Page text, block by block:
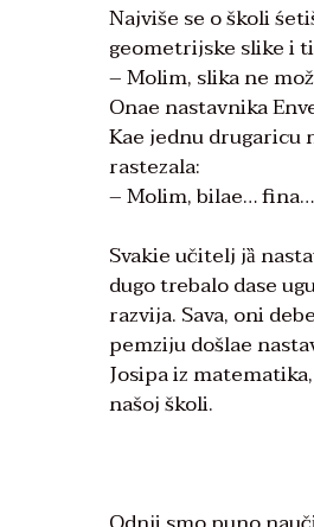
Najviše se o školi
geometrijske slike i
– Molim, slika ne
Onae nastavnika
Kae jednu drugaricu
rastezala:
– Molim, bilae…
Svakie učitelj jȁ
dugo trebalo dase
razvija. Sava, oni
pemziju došlae
Josipa iz
našoj školi.